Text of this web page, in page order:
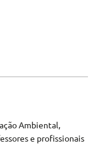
Ambiental,
e profissionais